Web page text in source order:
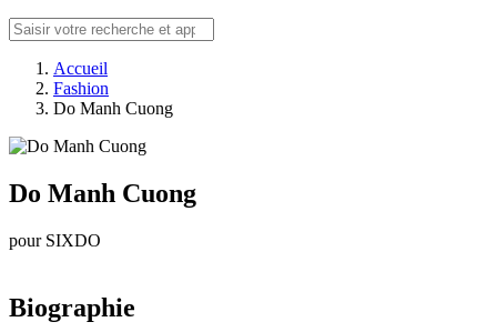
Accueil
Fashion
Do Manh Cuong
Do Manh Cuong
pour SIXDO
Biographie